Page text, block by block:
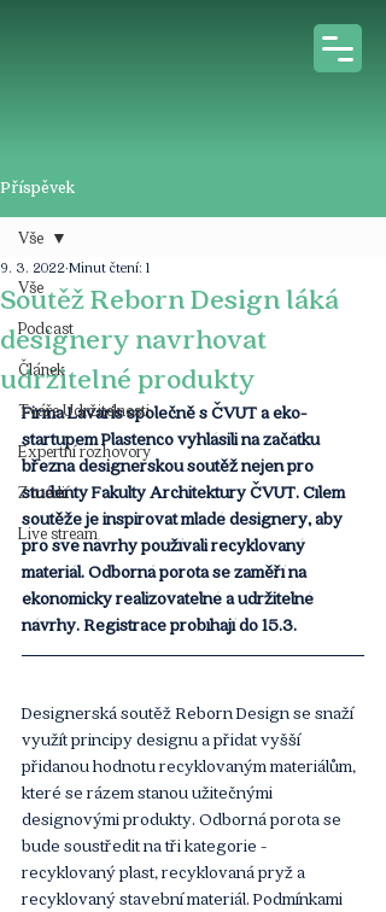
Příspěvek
Vše
Podcast
Článek
Tváře Udržitelnosti
Expertní rozhovory
Z médií
Live stream
Vše
Soutěž Reborn Design láká
designery navrhovat
udržitelné produkty
9. 3. 2022 Minut čtení: 1
Firma Lavaris společně s ČVUT a eko-
startupem Plastenco vyhlásili na začátku
března designerskou soutěž nejen pro
studenty Fakulty Architektury ČVUT. Cílem
soutěže je inspirovat mladé designery, aby
pro své návrhy používali recyklovaný
materiál. Odborná porota se zaměří na
ekonomicky realizovatelné a udržitelné
návrhy. Registrace probíhají do 15.3.
Designerská soutěž Reborn Design se snaží
využít principy designu a přidat vyšší
přidanou hodnotu recyklovaným materiálům,
které se rázem stanou užitečnými
designovými produkty. Odborná porota se
bude soustředit na tři kategorie -
recyklovaný plast, recyklovaná pryž a
recyklovaný stavební materiál. Podmínkami